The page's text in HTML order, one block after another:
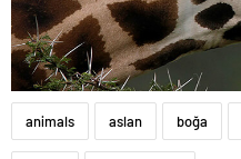
animals aslan boğa